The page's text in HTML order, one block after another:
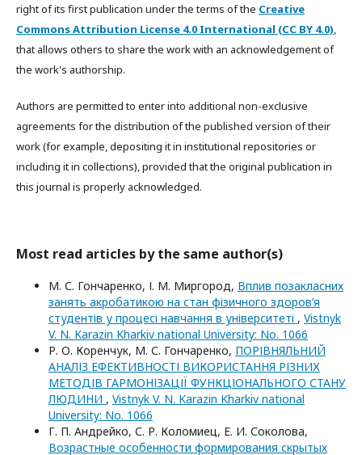
right of its first publication under the terms of the Creative
Commons Attribution License 4.0 International (CC BY 4.0),
that allows others to share the work with an acknowledgement of
the work's authorship.
Authors are permitted to enter into additional non-exclusive
agreements for the distribution of the published version of their
work (for example, depositing it in institutional repositories or
including it in collections), provided that the original publication in
this journal is properly acknowledged.
Most read articles by the same author(s)
М. С. Гончаренко, І. М. Миргород, Вплив позакласних
занять акробатикою на стан фізичного здоров’я
студентів у процесі навчання в університеті , Vistnyk
V. N. Karazin Kharkiv national University: No. 1066
Р. О. Коренчук, М. С. Гончаренко, ПОРІВНЯЛЬНИЙ
АНАЛІЗ ЕФЕКТИВНОСТІ ВИКОРИСТАННЯ РІЗНИХ
МЕТОДІВ ГАРМОНІЗАЦІЇ ФУНКЦІОНАЛЬНОГО СТАНУ
ЛЮДИНИ , Vistnyk V. N. Karazin Kharkiv national
University: No. 1066
Г. П. Андрейко, С. Р. Коломиец, Е. И. Соколова,
Возрастные особенности формирования скрытых